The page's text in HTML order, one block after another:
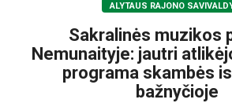
ALYTAUS RAJONO
Sakralinės muzikos
Nemunaityje: jautri
programa skambės
bažnyčioje